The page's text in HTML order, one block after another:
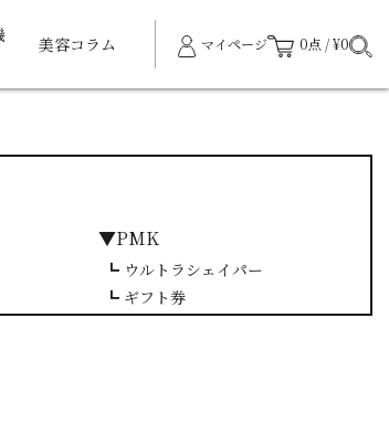
美容コラム マイページ 0点 / ¥0
▼PMK
┗ ウルトラシェイパー
┗ ギフト券